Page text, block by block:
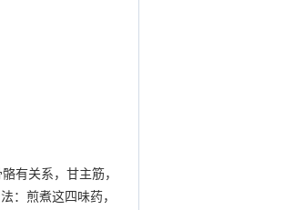
有关系，甘主筋，
：煎煮这四味药，